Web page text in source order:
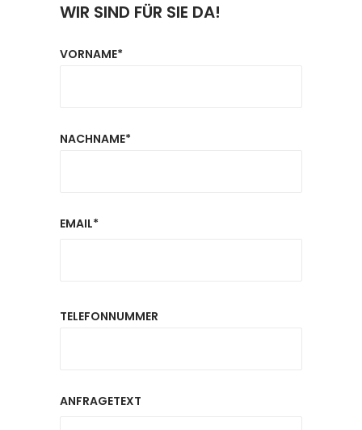
WIR SIND FÜR SIE DA!
VORNAME*
NACHNAME*
EMAIL*
TELEFONNUMMER
ANFRAGETEXT